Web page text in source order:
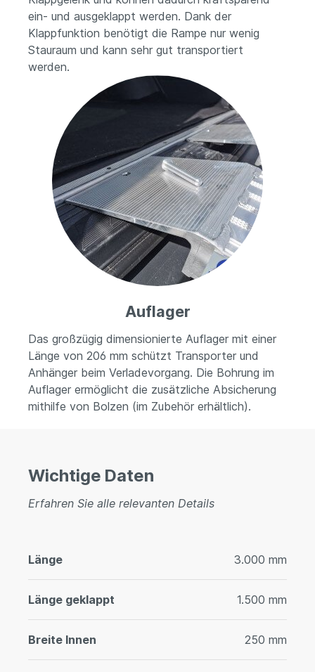
ein- und ausgeklappt werden. Dank der
Klappfunktion benötigt die Rampe nur wenig
Stauraum und kann sehr gut transportiert
werden.
Auflager
Das großzügig dimensionierte Auflager mit einer
Länge von 206 mm schützt Transporter und
Anhänger beim Verladevorgang. Die Bohrung im
Auflager ermöglicht die zusätzliche Absicherung
mithilfe von Bolzen (im Zubehör erhältlich).
Wichtige Daten
Erfahren Sie alle relevanten Details
Länge 3.000 mm
Länge geklappt 1.500 mm
Breite Innen 250 mm